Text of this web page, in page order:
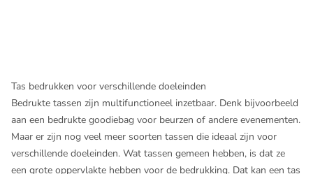
Tas bedrukken voor verschillende doeleinden
Bedrukte tassen zijn multifunctioneel inzetbaar. Denk bijvoorbeeld
aan een bedrukte goodiebag voor beurzen of andere evenementen.
Maar er zijn nog veel meer soorten tassen die ideaal zijn voor
verschillende doeleinden. Wat tassen gemeen hebben, is dat ze
een grote oppervlakte hebben voor de bedrukking. Dat kan een tas